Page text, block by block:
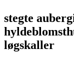
stegte
løgskaller